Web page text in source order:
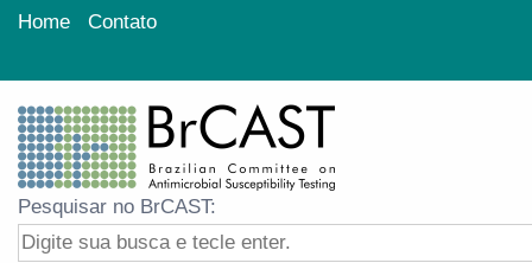
Home Contato
Pesquisar no BrCAST: